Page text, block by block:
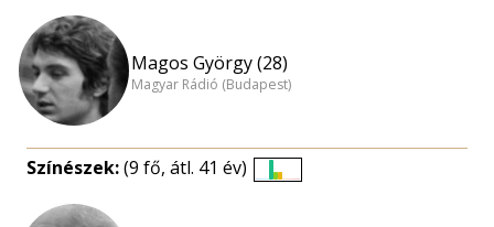
Magos György (28)
Magyar Rádió (Budapest)
Színészek:(9 fő, átl. 41 év)